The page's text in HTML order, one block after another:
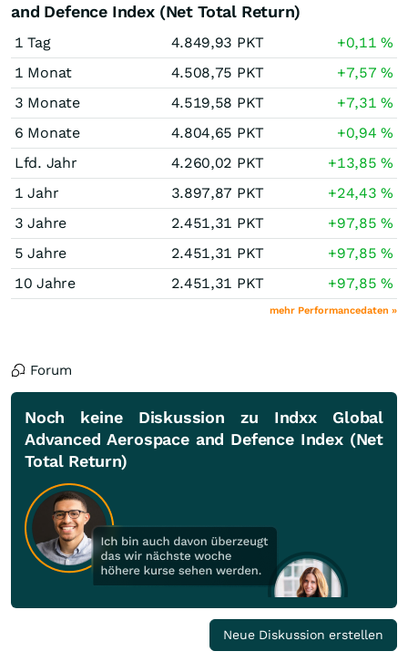
and Defence Index (Net Total Return)
1 Tag 4.849,93 PKT +0,11%
1 Monat
4.508,75 PKT +7,57%
3 Monate
4.519,58 PKT +7,31%
6 Monate
4.804,65 PKT +0,94%
Lfd. Jahr
4.260,02 PKT +13,85%
1 Jahr
3.897,87 PKT +24,43%
3 Jahre
2.451,31 PKT +97,85%
5 Jahre
2.451,31 PKT +97,85%
10 Jahre
2.451,31 PKT +97,85%
mehr Performancedaten »
Forum
Noch keine Diskussion zu Indxx Global
Advanced Aerospace and Defence Index (Net
Total Return)
Neue Diskussion erstellen